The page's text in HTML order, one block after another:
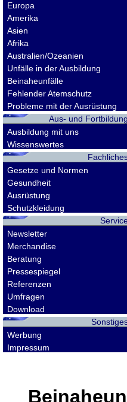
Europa
Amerika
Asien
Afrika
Australien/Ozeanien
Unfälle in der Ausbildung
Beinaheunfälle
Fehlender Atemschutz
Probleme mit der Ausrüstung
Aus- und Fortbildung
Ausbildung mit uns
Wissenswertes
Gesetze und Normen
Gesundheit
Ausrüstung
Schutzkleidung
Newsletter
Merchandise
Beratung
Pressespiegel
Referenzen
Umfragen
Download
Werbung
Impressum